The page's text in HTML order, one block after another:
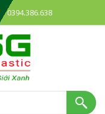
0394.386.638